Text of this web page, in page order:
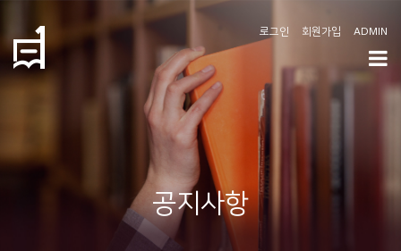
로그인 회원가입 ADMIN
공지사항